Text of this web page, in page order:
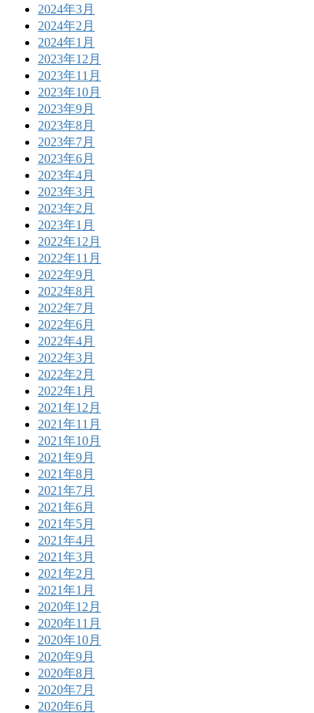
2024年3月
2024年2月
2024年1月
2023年12月
2023年11月
2023年10月
2023年9月
2023年8月
2023年7月
2023年6月
2023年4月
2023年3月
2023年2月
2023年1月
2022年12月
2022年11月
2022年9月
2022年8月
2022年7月
2022年6月
2022年4月
2022年3月
2022年2月
2022年1月
2021年12月
2021年11月
2021年10月
2021年9月
2021年8月
2021年7月
2021年6月
2021年5月
2021年4月
2021年3月
2021年2月
2021年1月
2020年12月
2020年11月
2020年10月
2020年9月
2020年8月
2020年7月
2020年6月